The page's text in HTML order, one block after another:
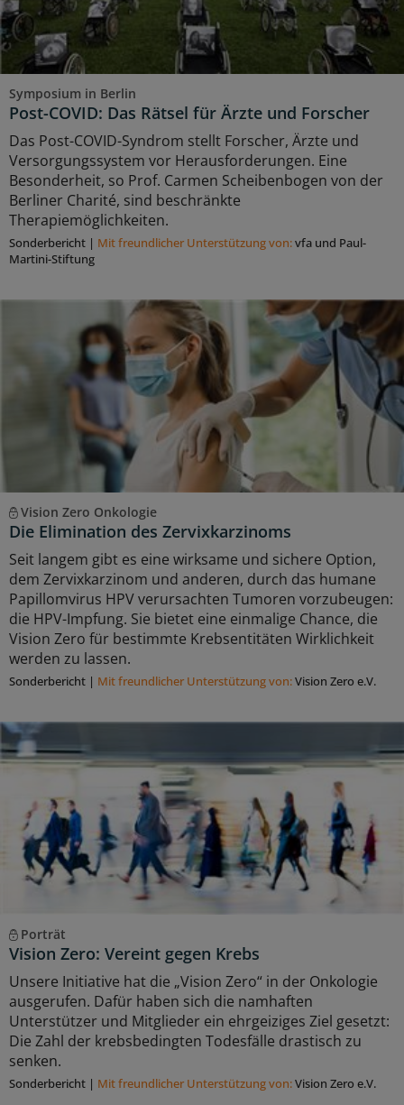
Symposium in Berlin
Post-COVID: Das Rätsel für Ärzte und Forscher
Das Post-COVID-Syndrom stellt Forscher, Ärzte und
Versorgungssystem vor Herausforderungen. Eine
Besonderheit, so Prof. Carmen Scheibenbogen von der
Berliner Charité, sind beschränkte
Therapiemöglichkeiten.
Sonderbericht | Mit freundlicher Unterstützung von:vfa und Paul-
Martini-Stiftung
Vision Zero Onkologie
Die Elimination des Zervixkarzinoms
Seit langem gibt es eine wirksame und sichere Option,
dem Zervixkarzinom und anderen, durch das humane
Papillomvirus HPV verursachten Tumoren vorzubeugen:
die HPV-Impfung. Sie bietet eine einmalige Chance, die
Vision Zero für bestimmte Krebsentitäten Wirklichkeit
werden zu lassen.
Sonderbericht | Mit freundlicher Unterstützung von:Vision Zero e.V.
Porträt
Vision Zero: Vereint gegen Krebs
Unsere Initiative hat die „Vision Zero“ in der Onkologie
ausgerufen. Dafür haben sich die namhaften
Unterstützer und Mitglieder ein ehrgeiziges Ziel gesetzt:
Die Zahl der krebsbedingten Todesfälle drastisch zu
senken.
Sonderbericht | Mit freundlicher Unterstützung von:Vision Zero e.V.